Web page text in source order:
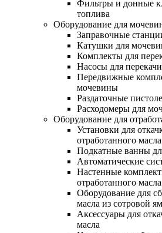
Фильтры и донные
топлива
Оборудование для
Заправочные
Катушки для
Комплекты для
Насосы для
Передвижные
мочевины
Раздаточные
Расходомеры для
Оборудование для
Установки для
отработанного масла
Подкатные ванны
Автоматические
Настенные
отработанного масла
Оборудование для
масла из сотровой
Аксессуары для
масла